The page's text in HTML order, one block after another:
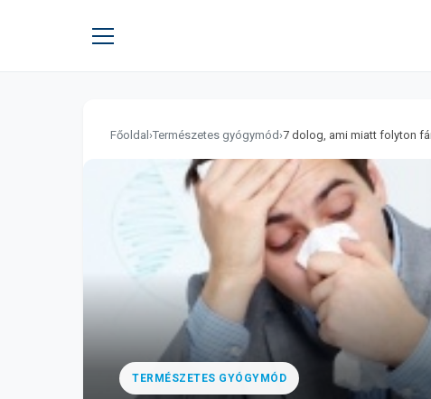
Főoldal ›Természetes gyógymód ›7 dolog, ami miatt folyton
TERMÉSZETES GYÓGYMÓD